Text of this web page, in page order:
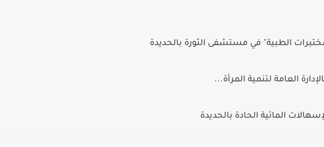
الطبية" في مستشفى الثورة بالحديدة
العامة لتنمية المرأة...
المائية الحادة بالحديدة